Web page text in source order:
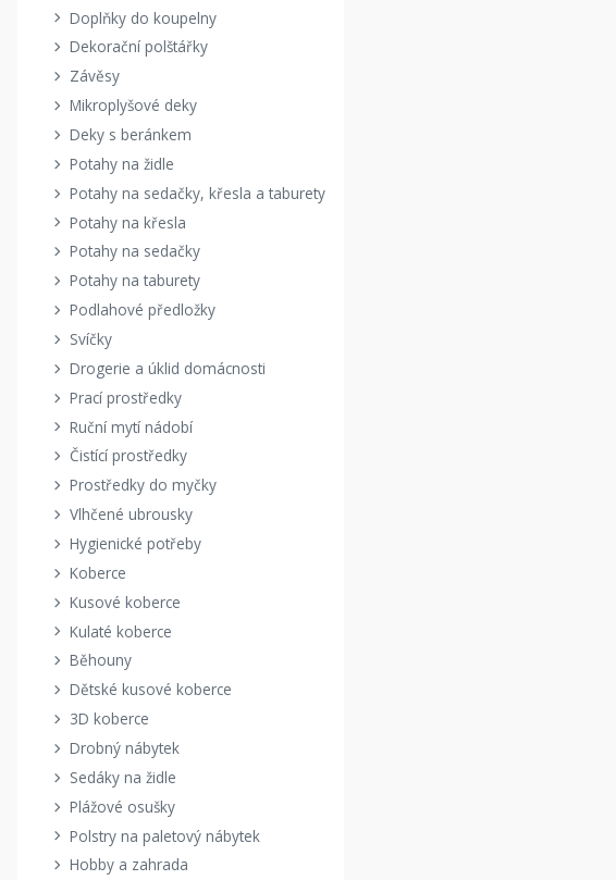
Doplňky do koupelny
Dekorační polštářky
Závěsy
Mikroplyšové deky
Deky s beránkem
Potahy na židle
Potahy na sedačky, křesla a taburety
Potahy na křesla
Potahy na sedačky
Potahy na taburety
Podlahové předložky
Svíčky
Drogerie a úklid domácnosti
Prací prostředky
Ruční mytí nádobí
Čistící prostředky
Prostředky do myčky
Vlhčené ubrousky
Hygienické potřeby
Koberce
Kusové koberce
Kulaté koberce
Běhouny
Dětské kusové koberce
3D koberce
Drobný nábytek
Sedáky na židle
Plážové osušky
Polstry na paletový nábytek
Hobby a zahrada